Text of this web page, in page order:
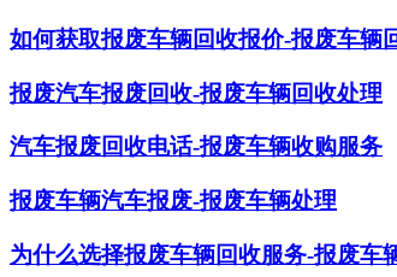
如何获取报废车辆回收报价-报废车辆
报废汽车报废回收-报废车辆回收处理
汽车报废回收电话-报废车辆收购服务
报废车辆汽车报废-报废车辆处理
为什么选择报废车辆回收服务-报废车